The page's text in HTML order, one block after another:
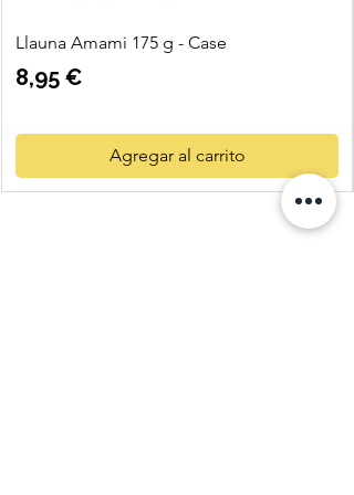
Llauna Amami 175 g - Case
Precio
8,95 €
Agregar al carrito